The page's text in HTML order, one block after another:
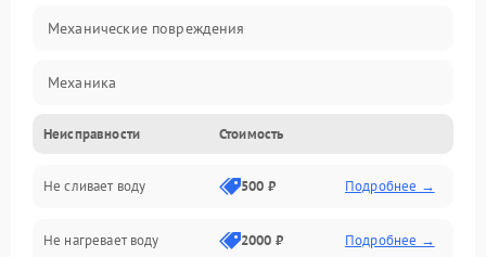
Механические повреждения
Механика
Управление
Электропитание
Датчики
Неисправности Стоимость
Не сливает воду 500 ₽ Подробнее →
Не нагревает воду 2000 ₽ Подробнее →